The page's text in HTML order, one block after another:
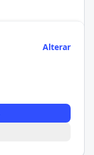
Alterar